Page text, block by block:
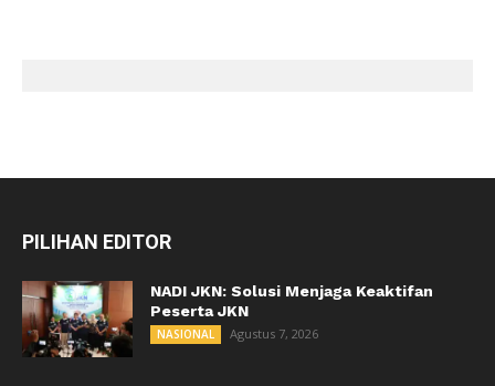
PILIHAN EDITOR
NADI JKN: Solusi Menjaga Keaktifan
Peserta JKN
NASIONAL Agustus 7, 2026